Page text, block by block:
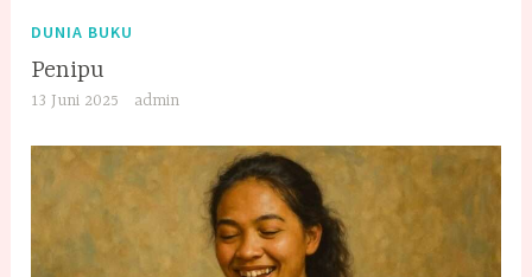
DUNIA BUKU
Penipu
13 Juni 2025 admin